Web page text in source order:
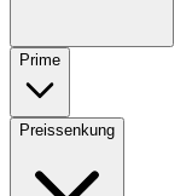
Prime
Preissenkung